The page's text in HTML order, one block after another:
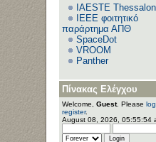
IAESTE
IEEE φοιτητικό
παράρτημα ΑΠΘ
SpaceDot
VROOM
Panther
Πίνακας Ελέγχου
Welcome, Guest. Please
register.
August 08, 2026, 05:55:54